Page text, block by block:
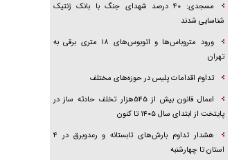
مسجدی: ۴۰ درصد شهدای جنگ با بانک ژنتیک
شناسایی شدند
ورود متروباس‌ها و اتوبوس‌های ۱۸ متری برقی به
تهران
تداوم اقدامات پلیس در حوزه‌های مختلف
اعمال قانون بیش از ۵۴۵هزار تخلف حادثه ساز در
پایتخت از ابتدای سال ۱۴۰۵ تا کنون
هشدار تداوم بارش‌های تابستانه و رعدوبرق در ۴
استان تا چهارشنبه